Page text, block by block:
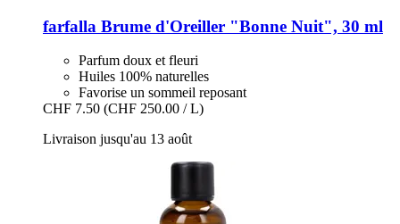
farfalla Brume d'Oreiller "Bonne Nuit", 30 ml
Parfum doux et fleuri
Huiles 100% naturelles
Favorise un sommeil reposant
CHF 7.50 (CHF 250.00 / L)
Livraison jusqu'au 13 août